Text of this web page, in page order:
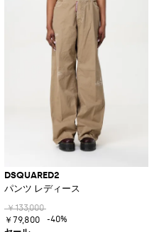
DSQUARED2
パンツ レディース
￥133,000
￥79,800
-40%